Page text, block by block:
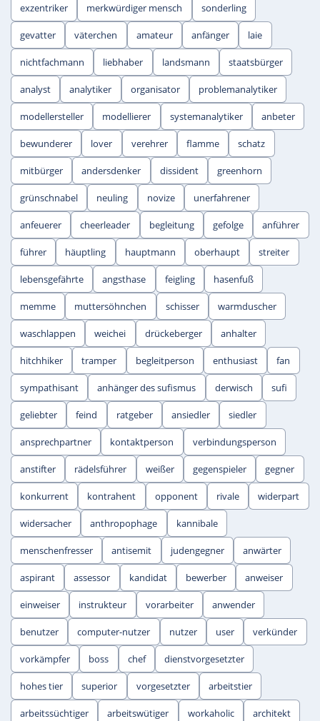
exzentriker merkwürdiger mensch sonderling
gevatter väterchen amateur anfänger laie
nichtfachmann liebhaber landsmann staatsbürger
analyst analytiker organisator problemanalytiker
modellersteller modellierer systemanalytiker anbeter
bewunderer lover verehrer flamme schatz
mitbürger andersdenker dissident greenhorn
grünschnabel neuling novize unerfahrener
anfeuerer cheerleader begleitung gefolge anführer
führer häuptling hauptmann oberhaupt streiter
lebensgefährte angsthase feigling hasenfuß
memme muttersöhnchen schisser warmduscher
waschlappen weichei drückeberger anhalter
hitchhiker tramper begleitperson enthusiast fan
sympathisant anhänger des sufismus derwisch sufi
geliebter feind ratgeber ansiedler siedler
ansprechpartner kontaktperson verbindungsperson
anstifter rädelsführer weißer gegenspieler gegner
konkurrent kontrahent opponent rivale widerpart
widersacher anthropophage kannibale
menschenfresser antisemit judengegner anwärter
aspirant assessor kandidat bewerber anweiser
einweiser instrukteur vorarbeiter anwender
benutzer computer-nutzer nutzer user verkünder
vorkämpfer boss chef dienstvorgesetzter
hohes tier superior vorgesetzter arbeitstier
arbeitssüchtiger arbeitswütiger workaholic architekt